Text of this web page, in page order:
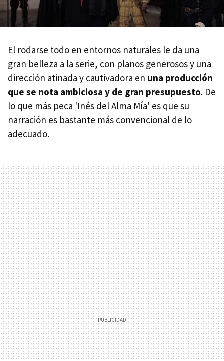
El rodarse todo en entornos naturales le da una
gran belleza a la serie, con planos generosos y una
dirección atinada y cautivadora en una producción
que se nota ambiciosa y de gran presupuesto. De
lo que más peca 'Inés del Alma Mía' es que su
narración es bastante más convencional de lo
adecuado.